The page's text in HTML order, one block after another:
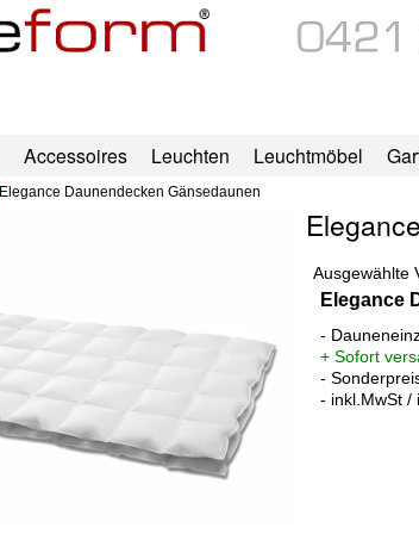
Accessoires Leuchten Leuchtmöbel
Elegance Daunendecken Gänsedaunen
Ausgewählte
Elegance
-
+ Sofort
-
- inkl.MwSt /